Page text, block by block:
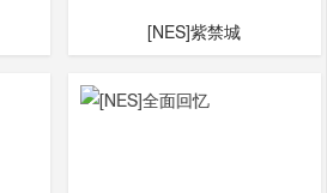
[NES]紫禁城